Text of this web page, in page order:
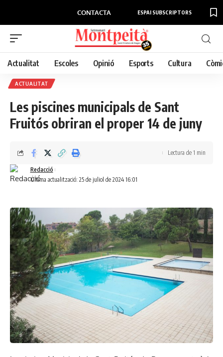
CONTACTA ESPAI SUBSCRIPTORS
Actualitat Escoles Opinió Esports Cultura
ACTUALITAT
Les piscines municipals de Sant
Fruitós obriran el proper 14 de juny
Última actualització: 25 de juliol de 2024 16:01
Redacció
Lectura de 1 min